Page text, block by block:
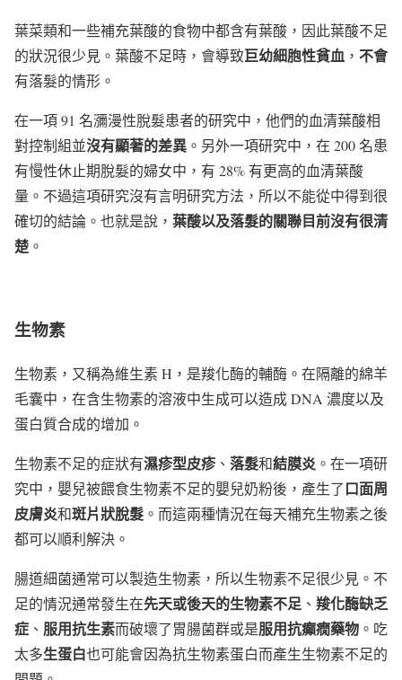
葉菜類和一些補充葉酸的食物中都含有葉酸，因此葉酸不足
的狀況很少見。葉酸不足時，會導致巨幼細胞性貧血 ， 不會
有落髮的情形。
在一項 91 名瀰漫性脫髮患者的研究中，他們的血清葉酸相
對控制組並沒有顯著的差異 。另外一項研究中，在 200 名患
有慢性休止期脫髮的婦女中，有 28% 有更高的血清葉酸
量。不過這項研究沒有言明研究方法，所以不能從中得到很
確切的結論。也就是說， 葉酸以及落髮的關聯目前沒有很清
楚 。
生物素
生物素，又稱為維生素 H，是羧化酶的輔酶。在隔離的綿羊
毛囊中，在含生物素的溶液中生成可以造成 DNA 濃度以及
蛋白質合成的增加。
生物素不足的症狀有濕疹型皮疹 、 落髮和結膜炎 。在一項研
究中，嬰兒被餵食生物素不足的嬰兒奶粉後，產生了口面周
皮膚炎和斑片狀脫髮 。而這兩種情況在每天補充生物素之後
都可以順利解決。
腸道細菌通常可以製造生物素，所以生物素不足很少見。不
足的情況通常發生在先天或後天的生物素不足 、 羧化酶缺乏
症 、 服用抗生素而破壞了胃腸菌群或是服用抗癲癇藥物 。吃
太多生蛋白也可能會因為抗生物素蛋白而產生生物素不足的